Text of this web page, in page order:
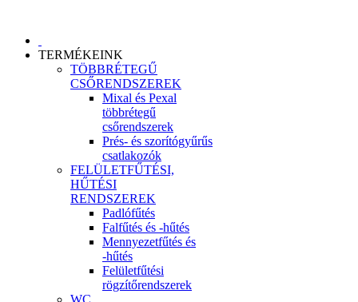
TERMÉKEINK
TÖBBRÉTEGŰ
CSŐRENDSZEREK
Mixal és Pexal
többrétegű
csőrendszerek
Prés- és szorítógyűrűs
csatlakozók
FELÜLETFŰTÉSI,
HŰTÉSI
RENDSZEREK
Padlófűtés
Falfűtés és -hűtés
Mennyezetfűtés és
-hűtés
Felületfűtési
rögzítőrendszerek
WC